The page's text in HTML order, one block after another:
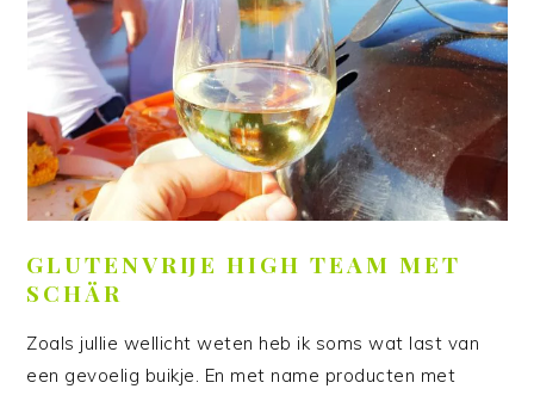
GLUTENVRIJE HIGH TEAM MET
SCHÄR
Zoals jullie wellicht weten heb ik soms wat last van
een gevoelig buikje. En met name producten met